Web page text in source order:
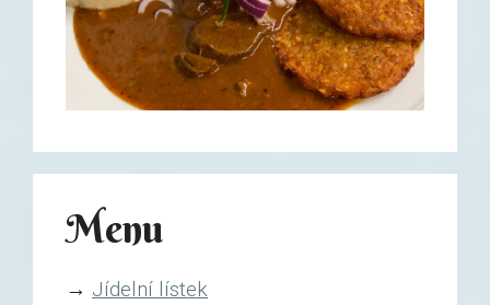
Menu
→ Jídelní lístek